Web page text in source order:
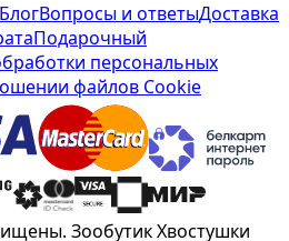
БлогВопросы и ответыДоставка
Подарочный
персональных
файлов Cookie
Зообутик Хвостушки